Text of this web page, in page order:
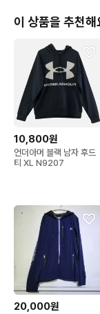
이 상품을 추천해
10,800원
언더아머 블랙 남자 후드
티 XL N9207
20,000원